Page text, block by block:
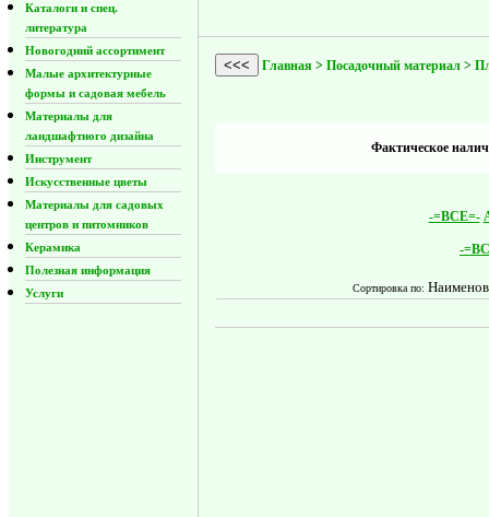
Каталоги и спец.
литература
Новогодний ассортимент
Малые архитектурные
формы и садовая мебель
Материалы для
ландшафтного дизайна
Инструмент
Искусственные цветы
Материалы для садовых
центров и питомников
Керамика
Полезная информация
Услуги
<<< Главная > Посадочный материал >
Фактическое
-=ВСЕ=-
-
Сортировка по: